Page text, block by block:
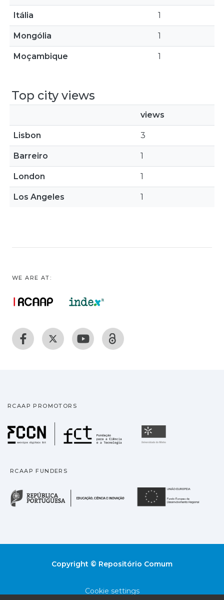
Itália 1
Mongólia 1
Moçambique 1
Top city views
views
Lisbon 3
Barreiro 1
London 1
Los Angeles 1
WE ARE AT:
RCAAP PROMOTORS
Fundação para a
RCAAP FUNDERS
República Portuguesa
Copyright © Repositório Comum
Cookie settings